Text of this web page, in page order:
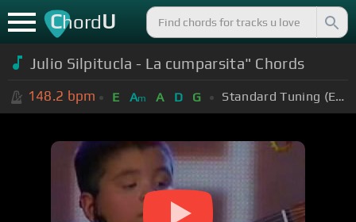
ChordU
Julio Silpitucla - La cumparsita" Chords
148.2 bpm E Am A D G Standard Tuning (EADGBE)